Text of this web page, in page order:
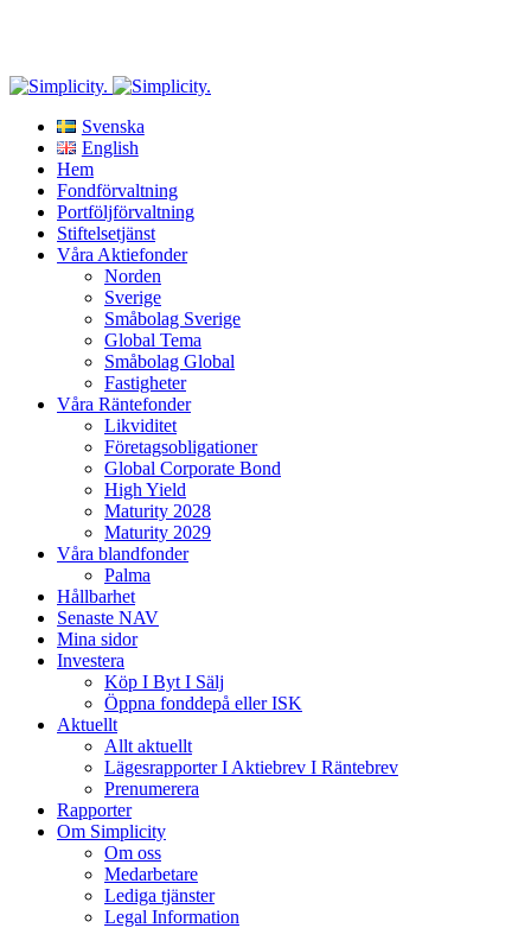
Svenska
English
Hem
Fondförvaltning
Portföljförvaltning
Stiftelsetjänst
Våra Aktiefonder
Norden
Sverige
Småbolag Sverige
Global Tema
Småbolag Global
Fastigheter
Våra Räntefonder
Likviditet
Företagsobligationer
Global Corporate Bond
High Yield
Maturity 2028
Maturity 2029
Våra blandfonder
Palma
Hållbarhet
Senaste NAV
Mina sidor
Investera
Köp I Byt I Sälj
Öppna fonddepå eller ISK
Aktuellt
Allt aktuellt
Lägesrapporter I Aktiebrev I Räntebrev
Prenumerera
Rapporter
Om Simplicity
Om oss
Medarbetare
Lediga tjänster
Legal Information